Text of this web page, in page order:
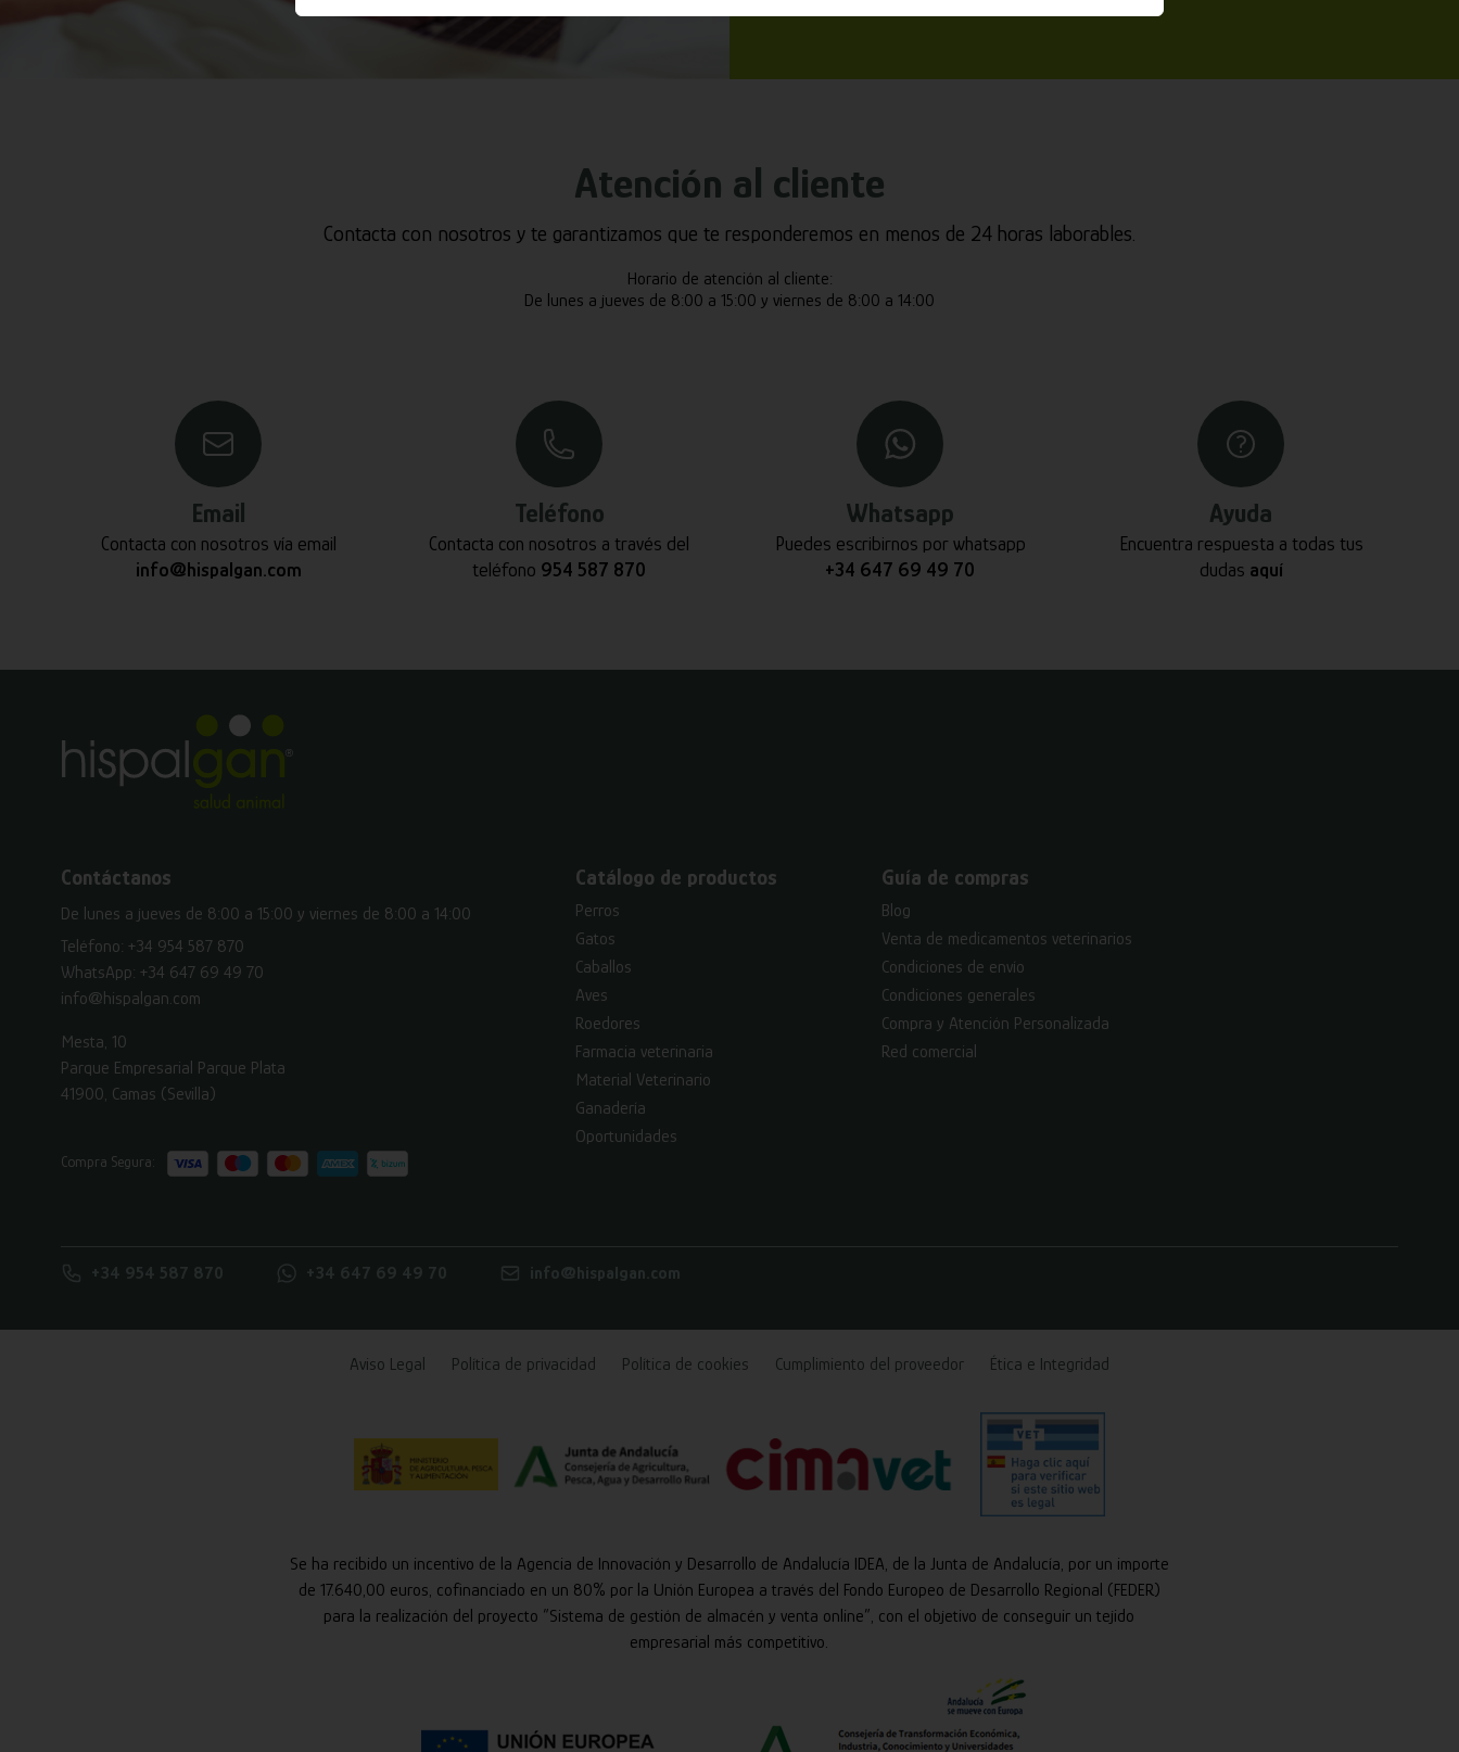
Atención al cliente
Contacta con nosotros y te garantizamos que te responderemos en menos de 24 horas laborables.
Horario de atención al cliente:
De lunes a jueves de 8:00 a 15:00 y viernes de 8:00 a 14:00
Email
Contacta con nosotros vía email
info@hispalgan.com
Teléfono
Contacta con nosotros a través del
teléfono 954 587 870
Whatsapp
Puedes escribirnos por whatsapp
+34 647 69 49 70
Ayuda
Encuentra respuesta a todas tus
dudas aquí
Contáctanos
De lunes a jueves de 8:00 a 15:00 y viernes de 8:00 a 14:00
Teléfono: +34 954 587 870
WhatsApp: +34 647 69 49 70
info@hispalgan.com
Mesta, 10
Parque Empresarial Parque Plata
41900, Camas (Sevilla)
Compra Segura:
Catálogo de productos
Perros
Gatos
Caballos
Aves
Roedores
Farmacia veterinaria
Material Veterinario
Ganadería
Oportunidades
Guía de compras
Blog
Venta de medicamentos veterinarios
Condiciones de envío
Condiciones generales
Compra y Atención Personalizada
Red comercial
+34 954 587 870 +34 647 69 49 70 info@hispalgan.com
Aviso Legal Política de privacidad Política de cookies Cumplimiento del proveedor Ética e Integridad
Se ha recibido un incentivo de la Agencia de Innovación y Desarrollo de Andalucía IDEA, de la Junta de Andalucía, por un importe
de 17.640,00 euros, cofinanciado en un 80% por la Unión Europea a través del Fondo Europeo de Desarrollo Regional (FEDER)
para la realización del proyecto “Sistema de gestión de almacén y venta online”, con el objetivo de conseguir un tejido
empresarial más competitivo.